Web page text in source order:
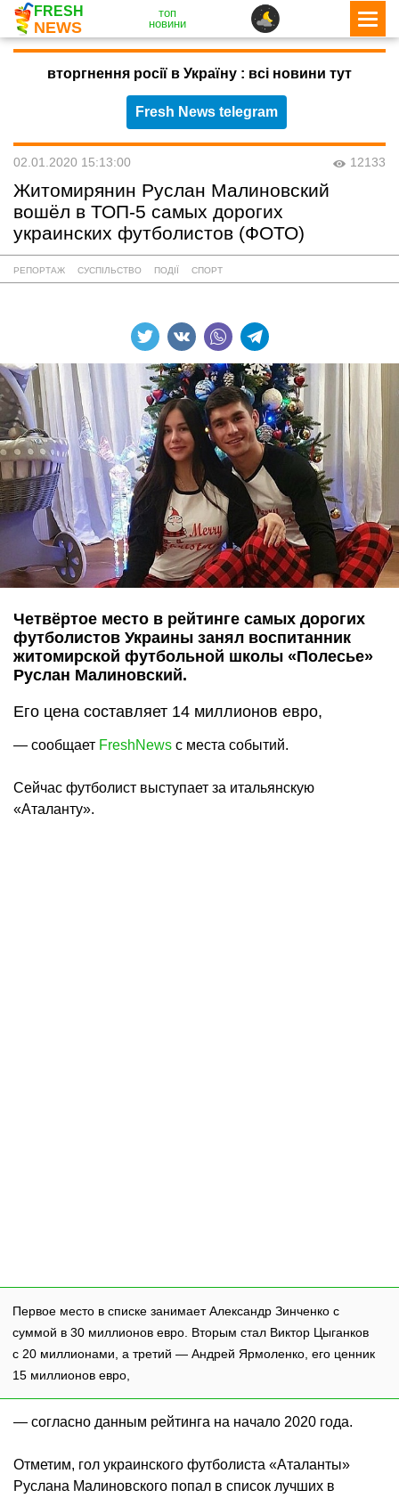
FRESH
NEWS
топ
новини
вторгнення росії в Україну : всі новини тут
Fresh News telegram
02.01.2020 15:13:00 12133
Житомирянин Руслан Малиновский
вошёл в ТОП-5 самых дорогих
украинских футболистов (ФОТО)
РЕПОРТАЖ СУСПІЛЬСТВО ПОДІЇ СПОРТ
Четвёртое место в рейтинге самых дорогих
футболистов Украины занял воспитанник
житомирской футбольной школы «Полесье»
Руслан Малиновский.
Его цена составляет 14 миллионов евро,
— сообщает FreshNews с места событий.
Сейчас футболист выступает за итальянскую
«Аталанту».
Первое место в списке занимает Александр Зинченко с
суммой в 30 миллионов евро. Вторым стал Виктор Цыганков
с 20 миллионами, а третий — Андрей Ярмоленко, его ценник
15 миллионов евро,
— согласно данным рейтинга на начало 2020 года.
Отметим, гол украинского футболиста «Аталанты»
Руслана Малиновского попал в список лучших в